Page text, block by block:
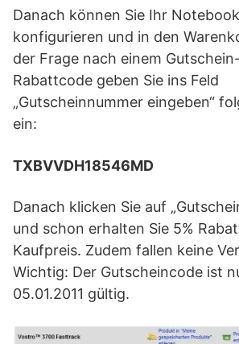
Danach können Sie Ihr
konfigurieren und in den
der Frage nach einem
Rabattcode geben Sie ins Feld
„Gutscheinnummer eingeben“
ein:
TXBVVDH18546MD
Danach klicken Sie auf
und schon erhalten Sie 5%
Kaufpreis. Zudem fallen keine
Wichtig: Der Gutscheincode ist
05.01.2011 gültig.